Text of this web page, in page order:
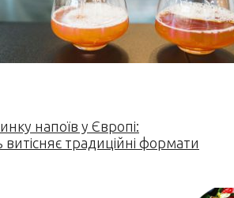
напоїв у Європі:
витісняє традиційні формати